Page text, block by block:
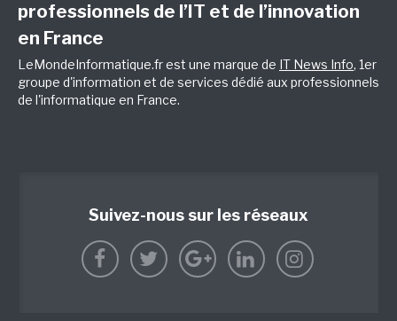
professionnels de l’IT et de l’innovation
en France
LeMondeInformatique.fr est une marque de IT News Info, 1er
groupe d'information et de services dédié aux professionnels
de l'informatique en France.
Suivez-nous sur les réseaux